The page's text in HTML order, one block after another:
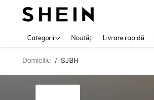
Categorii Noutăți Livrare rapidă
Domiciliu / SJBH